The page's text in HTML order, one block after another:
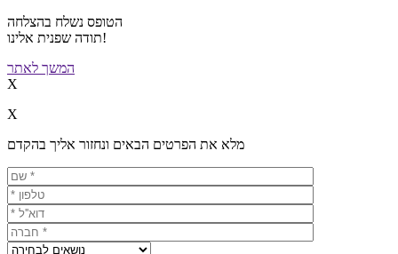
הטופס נשלח בהצלחה
תודה שפנית אלינו!
המשך לאתר
X
X
מלא את הפרטים הבאים ונחזור אליך בהקדם